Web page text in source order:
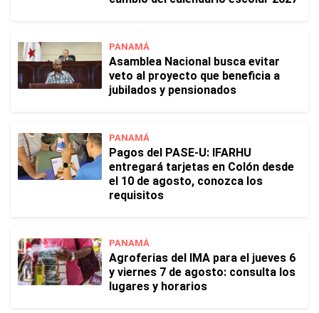
PANAMÁ
Asamblea Nacional busca evitar
veto al proyecto que beneficia a
jubilados y pensionados
PANAMÁ
Pagos del PASE-U: IFARHU
entregará tarjetas en Colón desde
el 10 de agosto, conozca los
requisitos
PANAMÁ
Agroferias del IMA para el jueves 6
y viernes 7 de agosto: consulta los
lugares y horarios